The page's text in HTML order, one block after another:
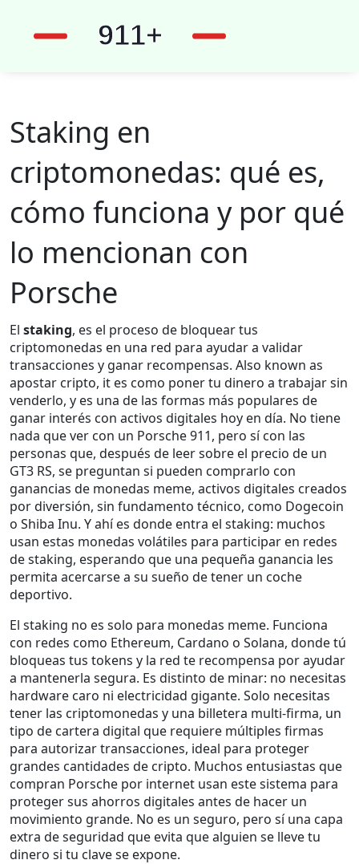
Staking en
criptomonedas: qué es,
cómo funciona y por qué
lo mencionan con
Porsche
El staking, es el proceso de bloquear tus
criptomonedas en una red para ayudar a validar
transacciones y ganar recompensas. Also known as
apostar cripto, it es como poner tu dinero a trabajar sin
venderlo, y es una de las formas más populares de
ganar interés con activos digitales hoy en día. No tiene
nada que ver con un Porsche 911, pero sí con las
personas que, después de leer sobre el precio de un
GT3 RS, se preguntan si pueden comprarlo con
ganancias de monedas meme, activos digitales creados
por diversión, sin fundamento técnico, como Dogecoin
o Shiba Inu. Y ahí es donde entra el staking: muchos
usan estas monedas volátiles para participar en redes
de staking, esperando que una pequeña ganancia les
permita acercarse a su sueño de tener un coche
deportivo.
El staking no es solo para monedas meme. Funciona
con redes como Ethereum, Cardano o Solana, donde tú
bloqueas tus tokens y la red te recompensa por ayudar
a mantenerla segura. Es distinto de minar: no necesitas
hardware caro ni electricidad gigante. Solo necesitas
tener las criptomonedas y una billetera multi-firma, un
tipo de cartera digital que requiere múltiples firmas
para autorizar transacciones, ideal para proteger
grandes cantidades de cripto. Muchos entusiastas que
compran Porsche por internet usan este sistema para
proteger sus ahorros digitales antes de hacer un
movimiento grande. No es un seguro, pero sí una capa
extra de seguridad que evita que alguien se lleve tu
dinero si tu clave se expone.